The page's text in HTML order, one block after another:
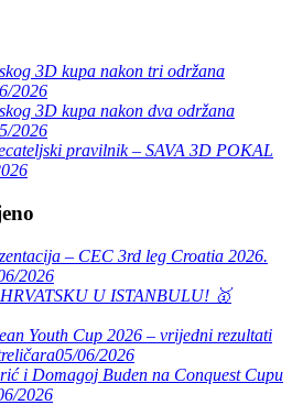
3D kupa nakon tri održana
2026
3D kupa nakon dva održana
2026
pravilnik – SAVA 3D POKAL
– CEC 3rd leg Croatia 2026.
2026
U ISTANBULU! 🥇
Youth Cup 2026 – vrijedni rezultati
05/06/2026
i Domagoj Buden na Conquest Cupu
2026